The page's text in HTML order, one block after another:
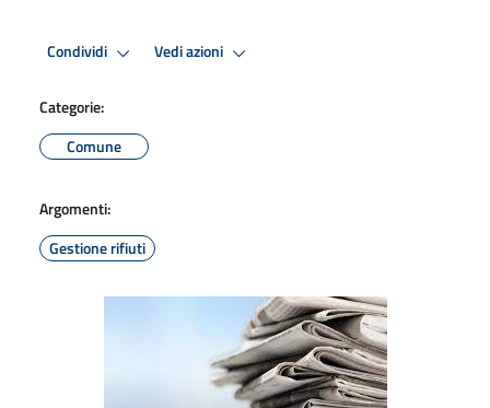
Condividi Vedi azioni
Categorie:
Comune
Argomenti:
Gestione rifiuti